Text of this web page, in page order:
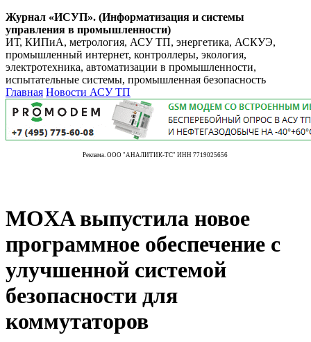
Журнал «ИСУП». (Информатизация и системы
управления в промышленности)
ИТ, КИПиА, метрология, АСУ ТП, энергетика, АСКУЭ,
промышленный интернет, контроллеры, экология,
электротехника, автоматизации в промышленности,
испытательные системы, промышленная безопасность
Главная Новости АСУ ТП
Реклама. ООО "АНАЛИТИК-ТС" ИНН 7719025656
MOXA выпустила новое
программное обеспечение с
улучшенной системой
безопасности для
коммутаторов